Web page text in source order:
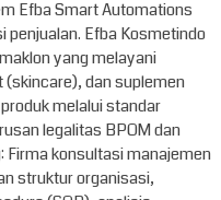
Efba Smart Automations
Efba Kosmetindo
yang melayani
dan suplemen
melalui standar
legalitas BPOM dan
Firma konsultasi manajemen
struktur organisasi,